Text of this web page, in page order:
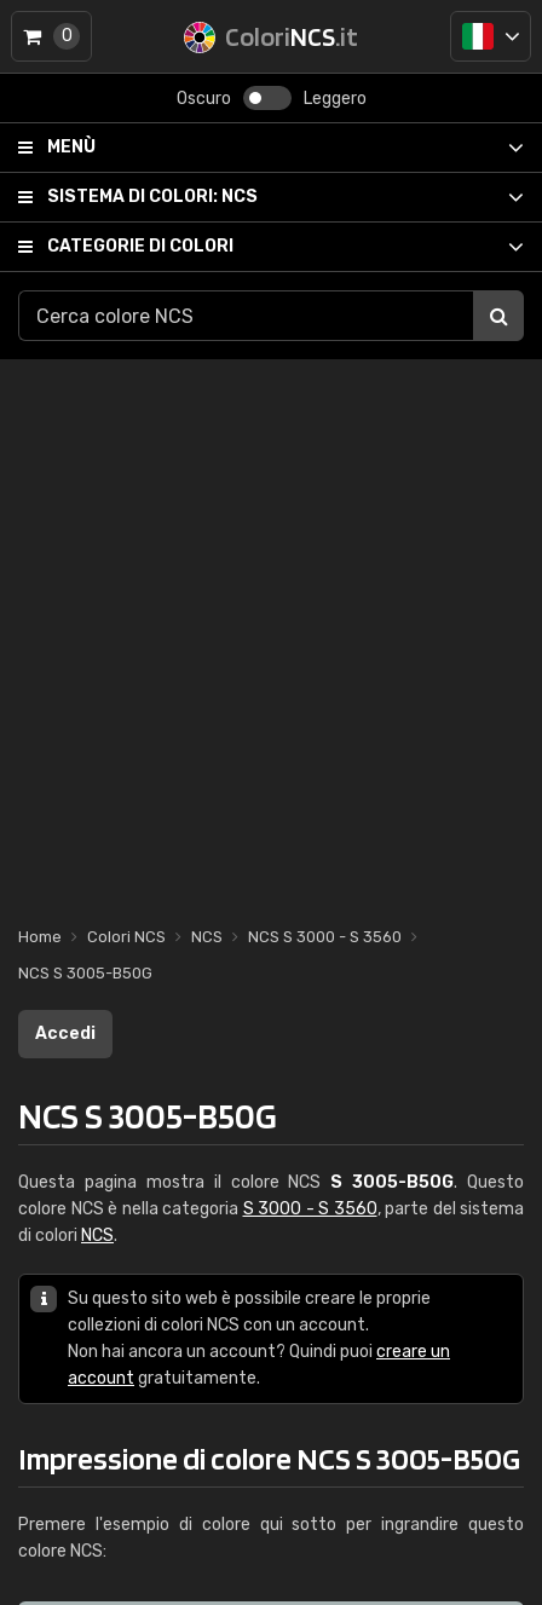
ColoriNCS.it
Oscuro Leggero
MENÙ
SISTEMA DI COLORI: NCS
CATEGORIE DI COLORI
0
Home Colori NCS NCS
NCS S 3000 - S 3560
NCS S 3005-B50G
Accedi
NCS S 3005-B50G
Questa pagina mostra il colore NCS S 3005-B50G. Questo
colore NCS è nella categoria S 3000 - S 3560, parte del sistema
di colori NCS.
Su questo sito web è possibile creare le proprie
collezioni di colori NCS con un account.
Non hai ancora un account? Quindi puoi creare un
account gratuitamente.
Impressione di colore NCS S 3005-B50G
Premere l'esempio di colore qui sotto per ingrandire questo
colore NCS: